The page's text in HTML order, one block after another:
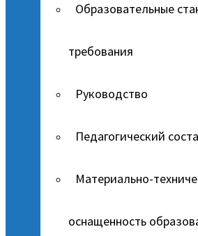
Образовательные
требования
Руководство
Педагогический
Материально-
оснащенность